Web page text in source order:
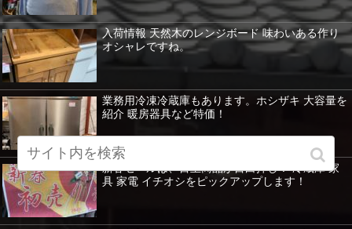
入荷情報 天然木のレンジボード 味わいある作り
オシャレですね。
業務用冷凍冷蔵庫もあります。ホシザキ 大容量を
紹介 暖房器具など特価！
新春セールは、目玉商品が目白押し！ 冷蔵庫 家
具 家電 イチオシをピックアップします！